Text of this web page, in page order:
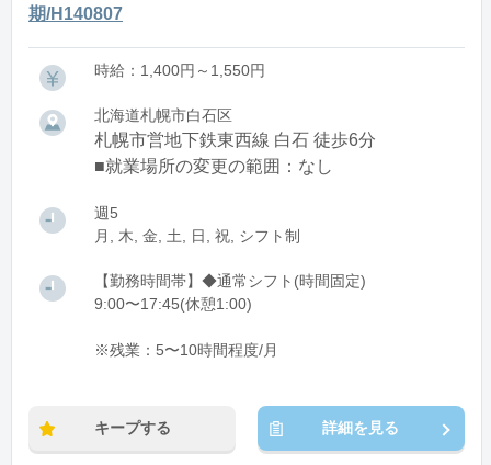
期/H140807
時給：1,400円～1,550円
北海道札幌市白石区
札幌市営地下鉄東西線 白石 徒歩6分
■就業場所の変更の範囲：なし
週5
月, 木, 金, 土, 日, 祝, シフト制
【勤務時間帯】◆通常シフト(時間固定)
9:00〜17:45(休憩1:00)
※残業：5〜10時間程度/月
キープする 詳細を見る